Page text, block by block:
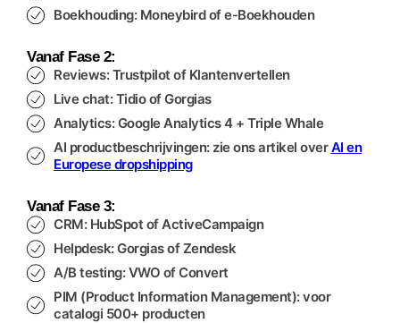
Boekhouding: Moneybird of e-Boekhouden
Vanaf Fase 2:
Reviews: Trustpilot of Klantenvertellen
Live chat: Tidio of Gorgias
Analytics: Google Analytics 4 + Triple Whale
AI productbeschrijvingen: zie ons artikel overAI en
Europese dropshipping
Vanaf Fase 3:
CRM: HubSpot of ActiveCampaign
Helpdesk: Gorgias of Zendesk
A/B testing: VWO of Convert
PIM (Product Information Management): voor
catalogi 500+ producten